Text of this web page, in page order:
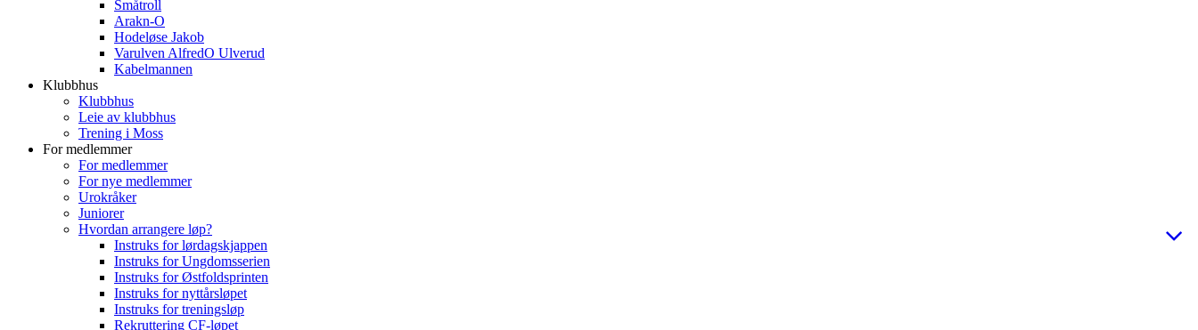
Småtroll
Arakn-O
Hodeløse Jakob
Varulven AlfredO Ulverud
Kabelmannen
Klubbhus
Klubbhus
Leie av klubbhus
Trening i Moss
For medlemmer
For medlemmer
For nye medlemmer
Urokråker
Juniorer
Hvordan arrangere løp?
Instruks for lørdagskjappen
Instruks for Ungdomsserien
Instruks for Østfoldsprinten
Instruks for nyttårsløpet
Instruks for treningsløp
Rekruttering CF-løpet